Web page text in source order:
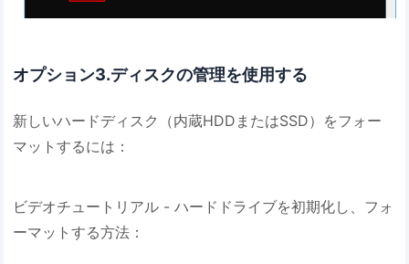
オプション3.ディスクの管理を使用する
新しいハードディスク（内蔵HDDまたはSSD）をフォー
マットするには：
ビデオチュートリアル - ハードドライブを初期化し、フォ
ーマットする方法：